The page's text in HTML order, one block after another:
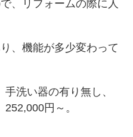
、リフォームの際に人
、機能が多少変わって
洗い器の有り無し、
円～。